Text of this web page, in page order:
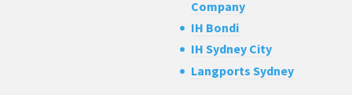
Company
IH Bondi
IH Sydney City
Langports Sydney